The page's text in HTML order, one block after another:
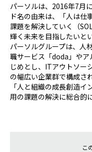
パーソルは、2016年7月
ド名の由来は、「人は仕
課題を解決していく（
輝く未来を目指したいと
パーソルグループは、人
職サービス「doda」や
じめとし、ITアウトソー
の幅広い企業群で構成さ
「人と組織の成長創造
用の課題の解決に総合的
こ